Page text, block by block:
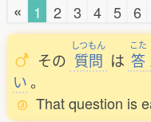
« 1 2 3 4 5 6
その
しつもん
質問 は
こた
答
い。
That question is